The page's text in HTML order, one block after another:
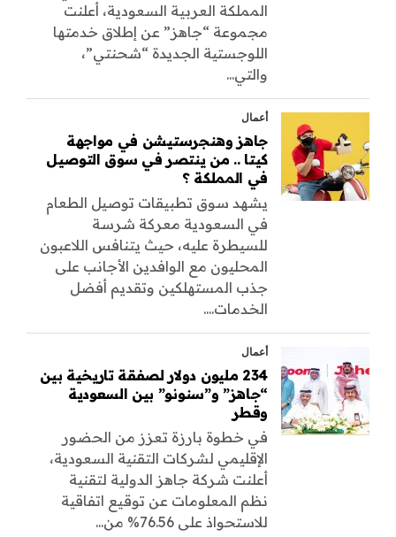
المملكة العربية السعودية، أعلنت
مجموعة “جاهز” عن إطلاق خدمتها
اللوجستية الجديدة “شحنتي”،
والتي...
أعمال
جاهز وهنجرستيشن في مواجهة
كيتا .. من ينتصر في سوق التوصيل
في المملكة ؟
يشهد سوق تطبيقات توصيل الطعام
في السعودية معركة شرسة
للسيطرة عليه، حيث يتنافس اللاعبون
المحليون مع الوافدين الأجانب على
جذب المستهلكين وتقديم أفضل
الخدمات....
أعمال
234 مليون دولار لصفقة تاريخية بين
“جاهز” و”سنونو” بين السعودية
وقطر
في خطوة بارزة تعزز من الحضور
الإقليمي لشركات التقنية السعودية،
أعلنت شركة جاهز الدولية لتقنية
نظم المعلومات عن توقيع اتفاقية
للاستحواذ على 76.56% من...